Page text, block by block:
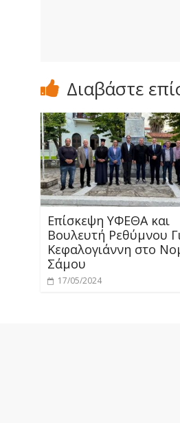
Διαβάστε
Επίσκεψη ΥΦΕΘΑ και
Βουλευτή Ρεθύμνου
Κεφαλογιάννη στο
Σάμου
17/05/2024